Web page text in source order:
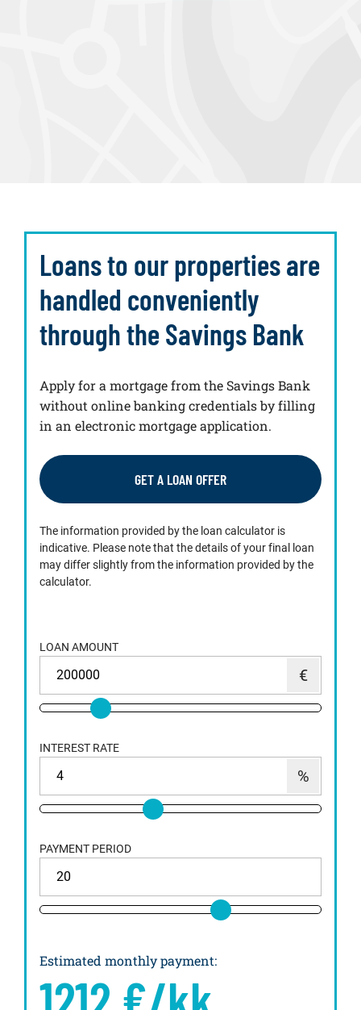
Loans to our properties are
handled conveniently
through the Savings Bank
Apply for a mortgage from the Savings Bank
without online banking credentials by filling
in an electronic mortgage application.
GET A LOAN OFFER
The information provided by the loan calculator is
indicative. Please note that the details of your final loan
may differ slightly from the information provided by the
calculator.
LOAN AMOUNT
INTEREST RATE
PAYMENT PERIOD
Estimated monthly payment: